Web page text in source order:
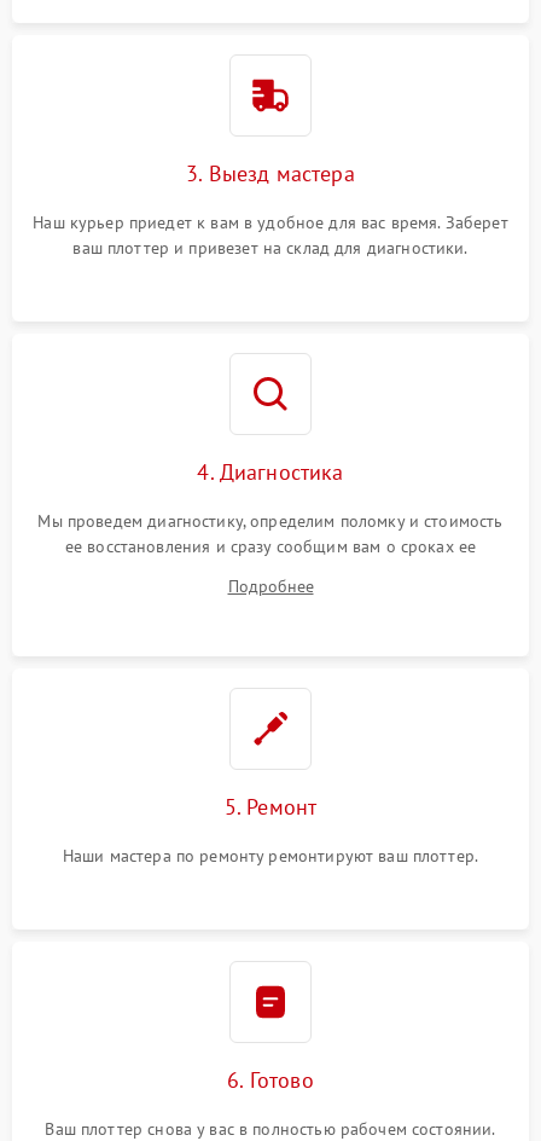
3. Выезд мастера
Наш курьер приедет к вам в удобное для вас время. Заберет
ваш плоттер и привезет на склад для диагностики.
4. Диагностика
Мы проведем диагностику, определим поломку и стоимость
ее восстановления и сразу сообщим вам о сроках ее
Подробнее
5. Ремонт
Наши мастера по ремонту ремонтируют ваш плоттер.
6. Готово
Ваш плоттер снова у вас в полностью рабочем состоянии.